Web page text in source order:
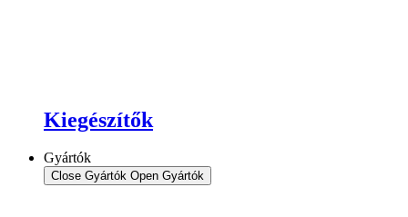
Kiegészítők
Gyártók
Close Gyártók Open Gyártók